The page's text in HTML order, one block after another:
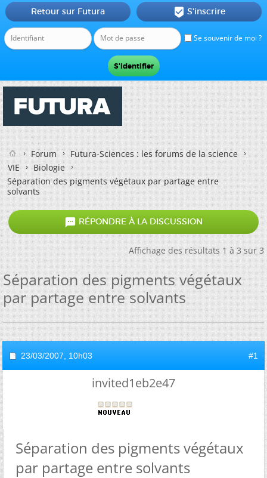
Se souvenir de moi ?
Retour sur Futura  S'inscrire
Forum
Futura-Sciences : les forums de la science
VIE
Biologie
Séparation des pigments végétaux par partage entre
solvants
 RÉPONDRE À LA DISCUSSION
Affichage des résultats 1 à 3 sur 3
Séparation des pigments végétaux
par partage entre solvants
23/03/2007, 10h03 #1
invited1eb2e47
Séparation des pigments végétaux
par partage entre solvants